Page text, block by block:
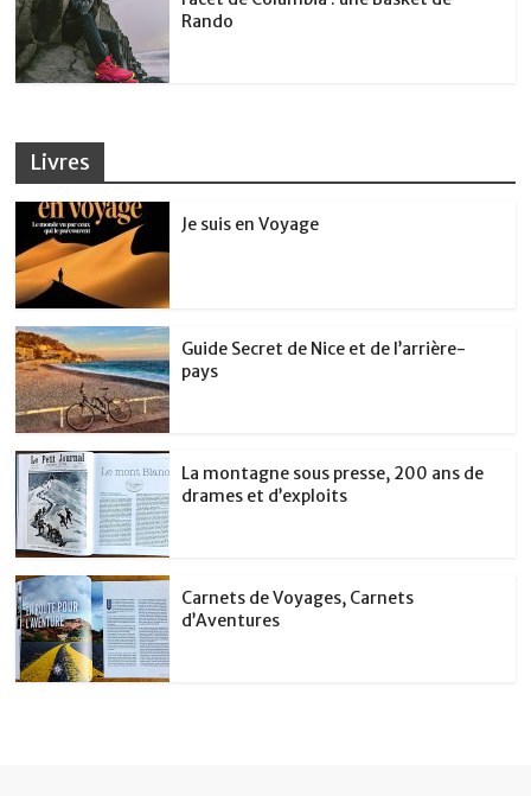
Rando
Livres
Je suis en Voyage
Guide Secret de Nice et de l’arrière-
pays
La montagne sous presse, 200 ans de
drames et d’exploits
Carnets de Voyages, Carnets
d’Aventures